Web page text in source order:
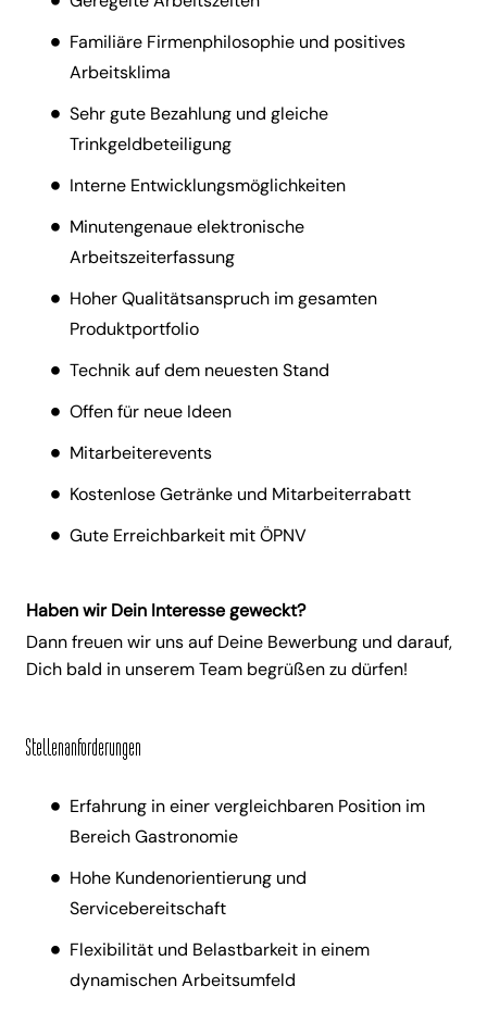
Familiäre Firmenphilosophie und positives
Arbeitsklima
Sehr gute Bezahlung und gleiche
Trinkgeldbeteiligung
Interne Entwicklungsmöglichkeiten
Minutengenaue elektronische
Arbeitszeiterfassung
Hoher Qualitätsanspruch im gesamten
Produktportfolio
Technik auf dem neuesten Stand
Offen für neue Ideen
Mitarbeiterevents
Kostenlose Getränke und Mitarbeiterrabatt
Gute Erreichbarkeit mit ÖPNV
Haben wir Dein Interesse geweckt?
Dann freuen wir uns auf Deine Bewerbung und darauf,
Dich bald in unserem Team begrüßen zu dürfen!
Stellenanforderungen
Erfahrung in einer vergleichbaren Position im
Bereich Gastronomie
Hohe Kundenorientierung und
Servicebereitschaft
Flexibilität und Belastbarkeit in einem
dynamischen Arbeitsumfeld